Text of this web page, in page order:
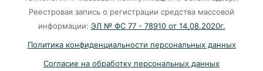
хищении 1,4 млн «праздничных» денег
06-08-2026
Калининградский fashion‑рынок достиг дна
Реестровая запись о регистрации средства массовой
информации: ЭЛ № ФС 77 - 78910 от 14.08.2020г.
Политика конфиденциальности персональных данных
Согласие на обработку персональных данных